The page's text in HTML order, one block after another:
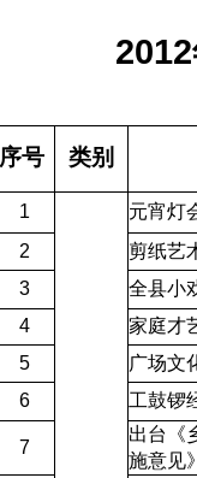
2012
序号 类别
1
元宵灯
2
剪纸艺
3
全县小
4
家庭才
5
广场文
6
工鼓锣
7
出台《
施意见